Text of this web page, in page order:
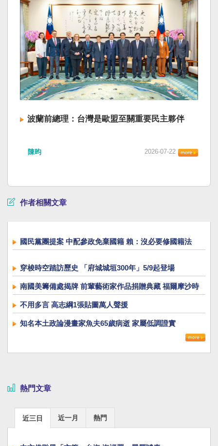
波蘭前總理：台灣是歐盟至關重要民主夥伴
陳昀 2026-07-22
作者相關文章
國民黨團提案 中配參政免棄國籍 賴：沒必要修國籍法
穿梭時空踏訪歷史 「府城城垣300年」5/9起登場
南國美籌備處揭牌 前輩藝術家作品捐贈典藏 福爾摩沙時
代展開展
不用多言 高志綱1張貼圖萬人聲援
知名本土政論漫畫家魚夫65歲病逝 家屬低調證實
熱門文章
近三日 近一月 熱門